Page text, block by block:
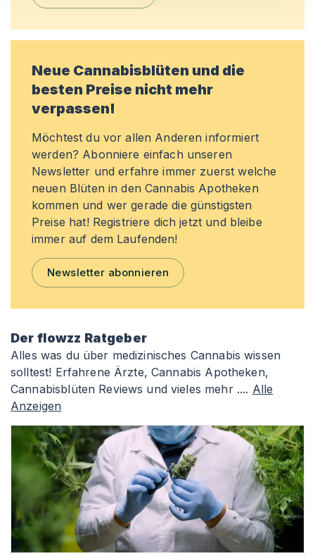
Neue Cannabisblüten und die
besten Preise nicht mehr
verpassen!
Möchtest du vor allen Anderen informiert
werden? Abonniere einfach unseren
Newsletter und erfahre immer zuerst welche
neuen Blüten in den Cannabis Apotheken
kommen und wer gerade die günstigsten
Preise hat! Registriere dich jetzt und bleibe
immer auf dem Laufenden!
Newsletter abonnieren
Der flowzz Ratgeber
Alles was du über medizinisches Cannabis wissen
solltest! Erfahrene Ärzte, Cannabis Apotheken,
Cannabisblüten Reviews und vieles mehr .... Alle
Anzeigen